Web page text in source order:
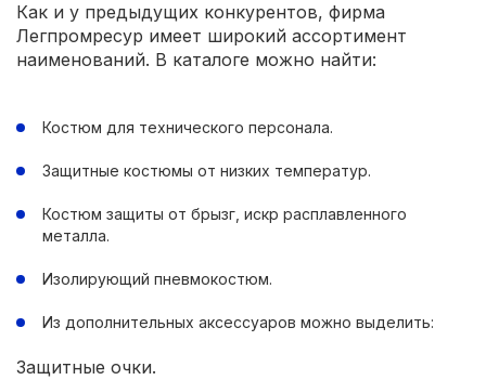
Как и у предыдущих конкурентов, фирма
Легпромресур имеет широкий ассортимент
наименований. В каталоге можно найти:
Костюм для технического персонала.
Защитные костюмы от низких температур.
Костюм защиты от брызг, искр расплавленного
металла.
Изолирующий пневмокостюм.
Из дополнительных аксессуаров можно выделить:
Защитные очки.